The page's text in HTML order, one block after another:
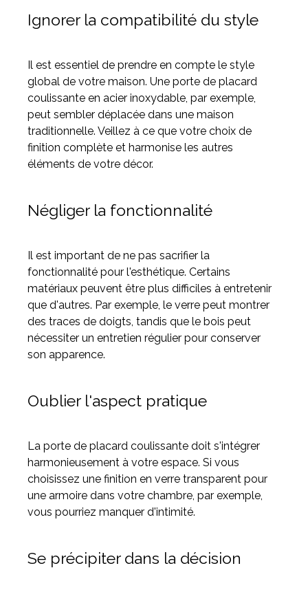
Ignorer la compatibilité du style
Il est essentiel de prendre en compte le style
global de votre maison. Une porte de placard
coulissante en acier inoxydable, par exemple,
peut sembler déplacée dans une maison
traditionnelle. Veillez à ce que votre choix de
finition complète et harmonise les autres
éléments de votre décor.
Négliger la fonctionnalité
Il est important de ne pas sacrifier la
fonctionnalité pour l'esthétique. Certains
matériaux peuvent être plus difficiles à entretenir
que d'autres. Par exemple, le verre peut montrer
des traces de doigts, tandis que le bois peut
nécessiter un entretien régulier pour conserver
son apparence.
Oublier l'aspect pratique
La porte de placard coulissante doit s'intégrer
harmonieusement à votre espace. Si vous
choisissez une finition en verre transparent pour
une armoire dans votre chambre, par exemple,
vous pourriez manquer d'intimité.
Se précipiter dans la décision